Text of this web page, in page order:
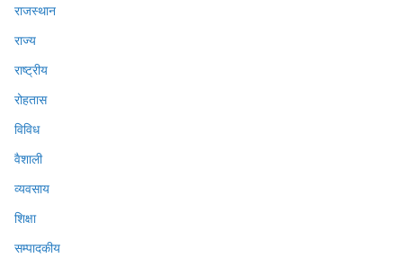
राजस्थान
राज्य
राष्ट्रीय
रोहतास
विविध
वैशाली
व्यवसाय
शिक्षा
सम्पादकीय